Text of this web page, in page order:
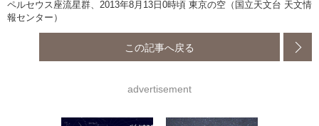
ペルセウス座流星群、2013年8月13日0時頃 東京の空（国立天文台 天文情
報センター）
この記事へ戻る
advertisement